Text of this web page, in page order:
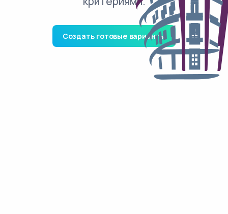
Создать готовые варианты